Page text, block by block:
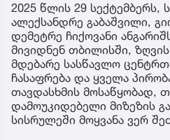
2025 წლის 29 სექტემბერს,
ალექსანდრე გაბაშვილი,
დემეტრე ჩიქოვანი
მივიდნენ თბილისში,
მდებარე სასწავლო
ჩასაფრება და ყველა
თავდასხმის მოსაწყობად,
დამოუკიდებელი მიზეზის
სისრულეში მოყვანა ვერ